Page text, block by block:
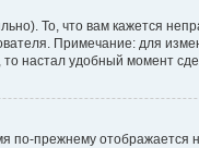
То, что вам кажется
Примечание: для
настал удобный момент
по-прежнему отображается